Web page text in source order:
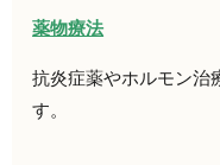
薬物療法
抗炎症薬やホルモン治
す。